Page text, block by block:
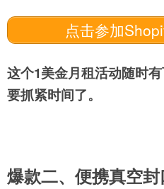
点击参加
这个1美金月租活动随时
要抓紧时间了。
爆款二、便携真空